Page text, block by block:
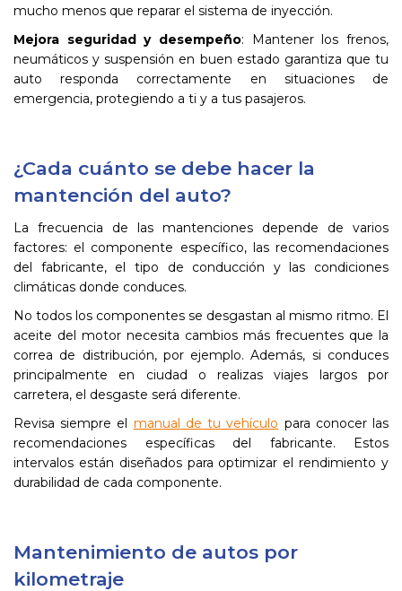
mucho menos que reparar el sistema de inyección.
Mejora seguridad y desempeño: Mantener los frenos,
neumáticos y suspensión en buen estado garantiza que tu
auto responda correctamente en situaciones de
emergencia, protegiendo a ti y a tus pasajeros.
¿Cada cuánto se debe hacer la
mantención del auto?
La frecuencia de las mantenciones depende de varios
factores: el componente específico, las recomendaciones
del fabricante, el tipo de conducción y las condiciones
climáticas donde conduces.
No todos los componentes se desgastan al mismo ritmo. El
aceite del motor necesita cambios más frecuentes que la
correa de distribución, por ejemplo. Además, si conduces
principalmente en ciudad o realizas viajes largos por
carretera, el desgaste será diferente.
Revisa siempre el manual de tu vehículo para conocer las
recomendaciones específicas del fabricante. Estos
intervalos están diseñados para optimizar el rendimiento y
durabilidad de cada componente.
Mantenimiento de autos por
kilometraje